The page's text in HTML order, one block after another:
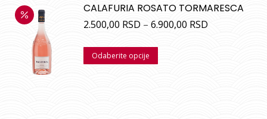
CALAFURIA ROSATO TORMARESCA
2.500,00 RSD – 6.900,00 RSD
Odaberite opcije